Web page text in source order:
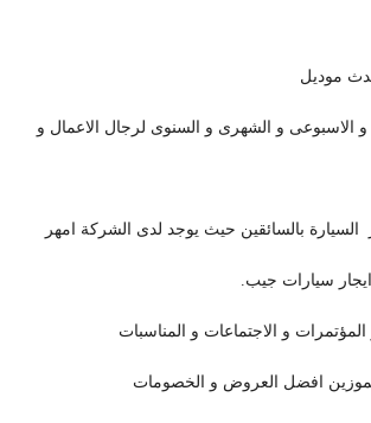
موديل
الاسبوعى و الشهرى و السنوى لرجال الاعمال و
بالسائقين حيث يوجد لدى الشركة امهر
سيارات جيب.
افضل العروض و الخصومات